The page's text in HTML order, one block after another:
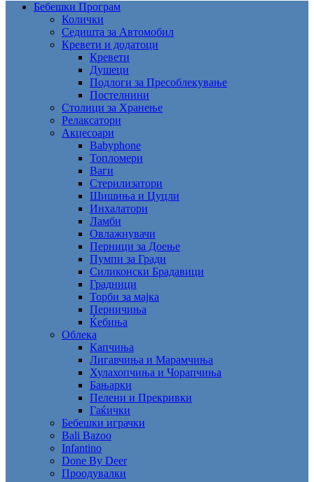
Бебешки Програм
Колички
Седишта за Автомобил
Кревети и додатоци
Кревети
Душеци
Подлоги за Пресоблекување
Постелнини
Столици за Хранење
Релаксатори
Акцесоари
Babyphone
Топломери
Ваги
Стерилизатори
Шишиња и Цуцли
Инхалатори
Ламби
Овлажнувачи
Перници за Доење
Пумпи за Гради
Силиконски Брадавици
Градници
Торби за мајка
Перничиња
Ќебиња
Облека
Капчиња
Лигавчиња и Марамчиња
Хулахопчиња и Чорапчиња
Бањарки
Пелени и Прекривки
Гаќички
Бебешки играчки
Bali Bazoo
Infantino
Done By Deer
Проодувалки